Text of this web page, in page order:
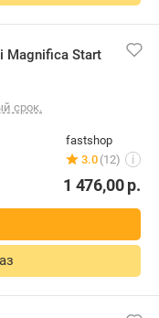
Magnifica Start
срок.
fastshop
3.0 (12) i
1 476,00р.